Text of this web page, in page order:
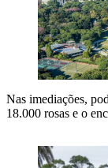
Nas imediações,
18.000 rosas e o